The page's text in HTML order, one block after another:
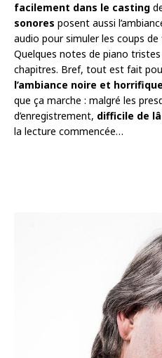
facilement dans le casting
sonores posent aussi
audio pour simuler les coups
Quelques notes de piano
chapitres. Bref, tout est fait
l’ambiance noire et horrifique
que ça marche : malgré les
d’enregistrement, difficile de
la lecture commencée…